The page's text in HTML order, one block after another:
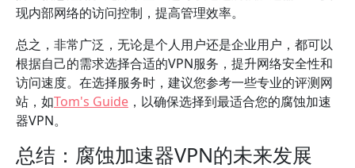
现内部网络的访问控制，提高管理效率。
总之，非常广泛，无论是个人用户还是企业用户，都可以
根据自己的需求选择合适的VPN服务，提升网络安全性和
访问速度。在选择服务时，建议您参考一些专业的评测网
站，如Tom's Guide ，以确保选择到最适合您的腐蚀加速
器VPN。
总结：腐蚀加速器VPN的未来发展